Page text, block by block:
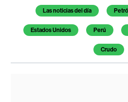
Temas de este artículo
Las noticias del día
Estados Unidos Perú
Crudo